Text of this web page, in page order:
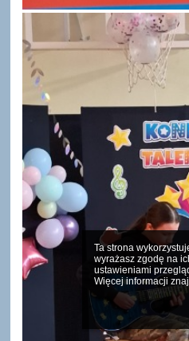
Ta strona
wyrażasz zgodę na
ustawieniami
Więcej informacji